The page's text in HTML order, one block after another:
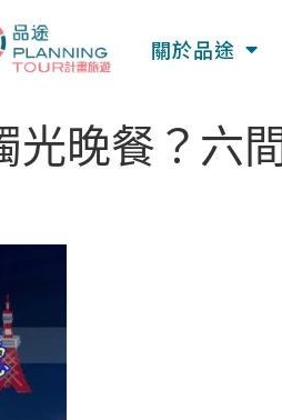
關於品途
光晚餐？六